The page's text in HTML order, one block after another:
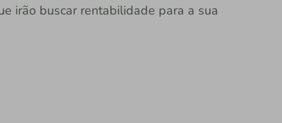
irão buscar rentabilidade para a sua